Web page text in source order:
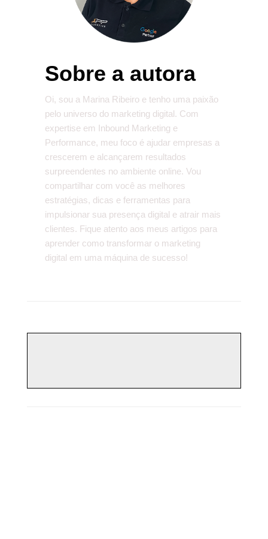
Sobre a autora
Oi, sou a Marina Ribeiro e tenho uma paixão
pelo universo do marketing digital. Com
expertise em Inbound Marketing e
Performance, meu foco é ajudar empresas a
crescerem e alcançarem resultados
surpreendentes no ambiente online. Vou
compartilhar com você as melhores
estratégias, dicas e ferramentas para
impulsionar sua presença digital e atrair mais
clientes. Fique atento aos meus artigos para
aprender como transformar o marketing
digital em uma máquina de sucesso!